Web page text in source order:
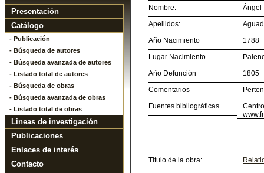
Presentación
Catálogo
- Publicación
- Búsqueda de autores
- Búsqueda avanzada de autores
- Listado total de autores
- Búsqueda de obras
- Búsqueda avanzada de obras
- Listado total de obras
Lineas de investigación
Publicaciones
Enlaces de interés
Contacto
Nombre:
Ángel
Apellidos:
Año Nacimiento
1788
Lugar Nacimiento
Año Defunción
1805
Comentarios
Fuentes bibliográficas
Titulo de la obra: